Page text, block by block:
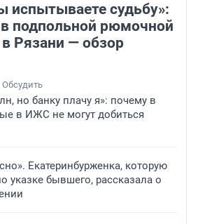
испытываете судьбу»:
в подпольной рюмочной
Рязани — обзор
Обсудить
но банку плачу я»: почему в
в ИЖС не могут добиться
Екатеринбурженка, которую
указке бывшего, рассказала о